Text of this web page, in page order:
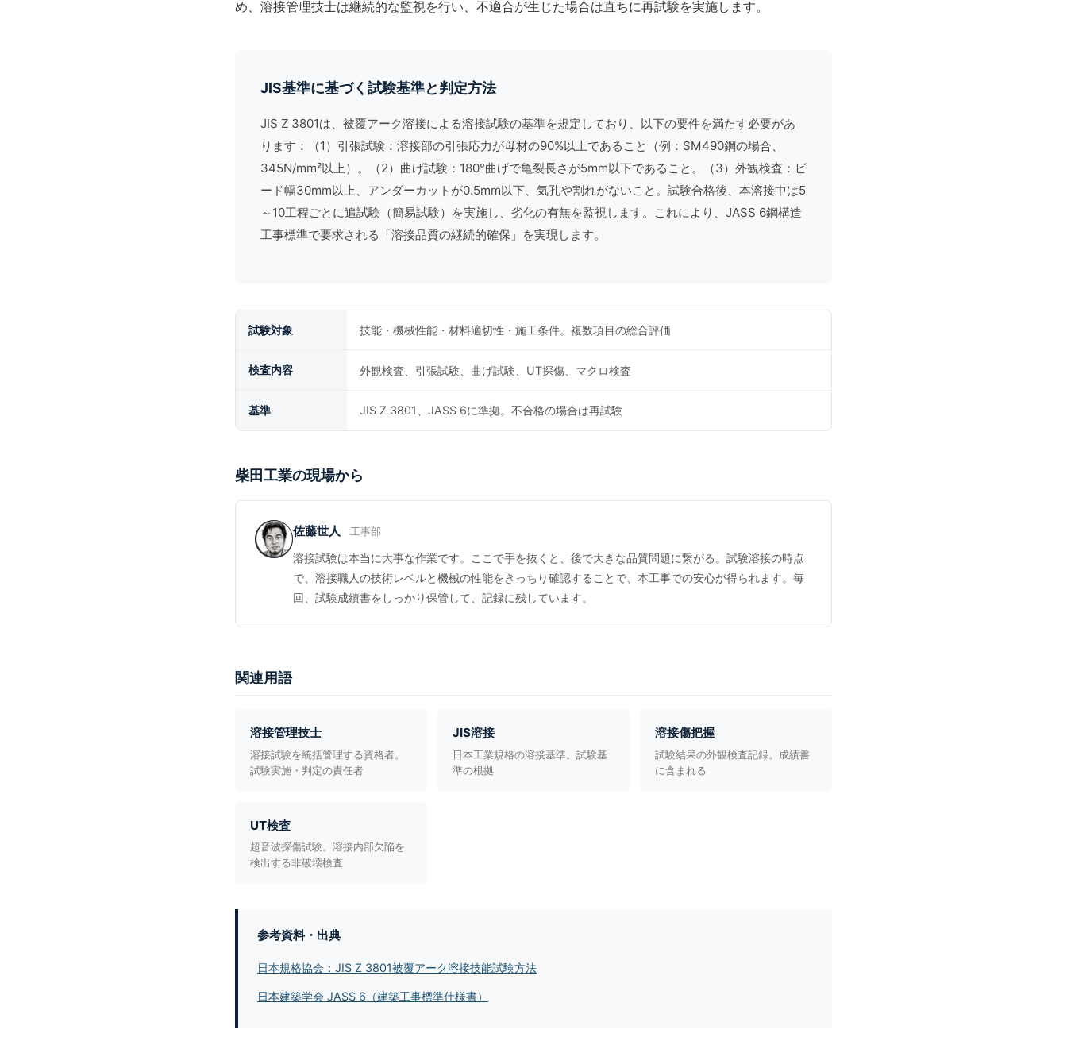
め、 溶接管理技士は継続的な監視を行い、不適合が生じた場合は直ちに再試験を実施します。
JIS基準に基づく試験基準と判定方法
JIS Z 3801は、被覆アーク溶接による溶接試験の基準を規定しており、以下の要件を満たす必要があ
ります：（1）引張試験：溶接部の引張応力が母材の90%以上であること（例：SM490鋼の場合、
345N/mm²以上）。（2）曲げ試験：180°曲げで亀裂長さが5mm以下であること。（3）外観検査：ビ
ード幅30mm以上、アンダーカットが0.5mm以下、気孔や割れがないこと。試験合格後、本溶接中は5
～10工程ごとに追試験（簡易試験）を実施し、劣化の有無を監視します。これにより、 JASS 6鋼構造
工事標準で要求される「溶接品質の継続的確保」を実現します。
試験対象 技能・機械性能・材料適切性・施工条件。複数項目の総合評価
検査内容 外観検査、引張試験、曲げ試験、UT探傷、マクロ検査
基準 JIS Z 3801、JASS 6に準拠。不合格の場合は再試験
柴田工業の現場から
佐藤世人 工事部
溶接試験は本当に大事な作業です。ここで手を抜くと、後で大きな品質問題に繋がる。試験溶接の時点
で、溶接職人の技術レベルと機械の性能をきっちり確認することで、本工事での安心が得られます。毎
回、試験成績書をしっかり保管して、記録に残しています。
関連用語
溶接管理技士
溶接試験を統括管理する資格者。
試験実施・判定の責任者
JIS溶接
日本工業規格の溶接基準。試験基
準の根拠
溶接傷把握
試験結果の外観検査記録。成績書
に含まれる
UT検査
超音波探傷試験。溶接内部欠陥を
検出する非破壊検査
参考資料・出典
日本規格協会：JIS Z 3801被覆アーク溶接技能試験方法
日本建築学会 JASS 6（建築工事標準仕様書）